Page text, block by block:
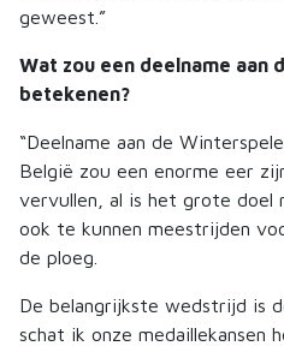
geweest.”
Wat zou een deelname aan
betekenen?
“Deelname aan de
België zou een enorme eer
vervullen, al is het grote doel
ook te kunnen meestrijden
de ploeg.
De belangrijkste wedstrijd is
schat ik onze medaillekansen